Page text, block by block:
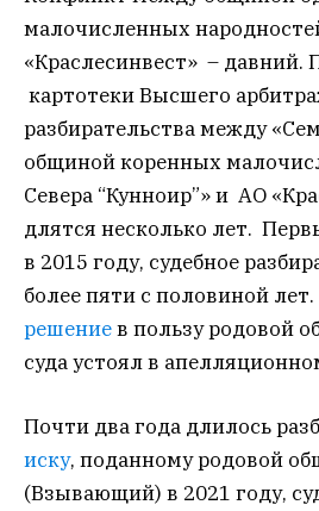
малочисленных
«Краслесинвест» – давний.
картотеки Высшего
разбирательства между
общиной коренных
Севера “Кунноир”» и АО
длятся несколько лет.
в 2015 году, судебное
более пяти с половиной
решениев пользу родовой
суда устоял в
Почти два года длилось
иску, поданному родовой
(Взывающий) в 2021 году,